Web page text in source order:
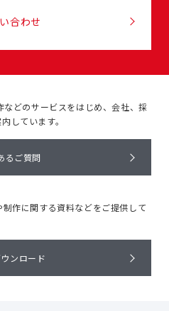
合わせ
どのサービスをはじめ、会社、採
しています。
るご質問
制作に関する資料などをご提供して
ンロード